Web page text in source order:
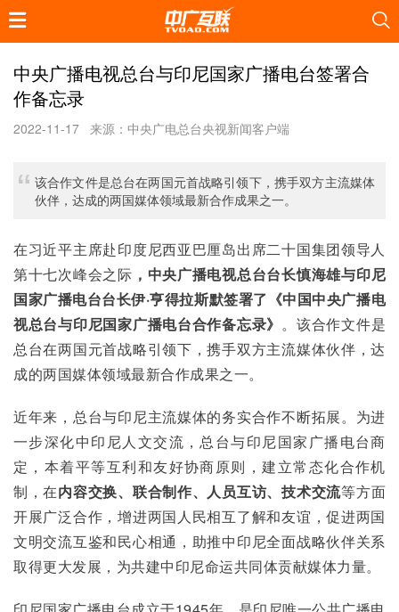
中央广播电视总台与印尼国家广播电台签署合
作备忘录
2022-11-17 来源：中央广电总台央视新闻客户端
该合作文件是总台在两国元首战略引领下，携手双方主流媒体
伙伴，达成的两国媒体领域最新合作成果之一。
在习近平主席赴印度尼西亚巴厘岛出席二十国集团领导人
第十七次峰会之际 ，中央广播电视总台台长慎海雄与印尼
国家广播电台台长伊·亨得拉斯默签署了《中国中央广播电
视总台与印尼国家广播电台合作备忘录》 。该合作文件是
总台在两国元首战略引领下，携手双方主流媒体伙伴，达
成的两国媒体领域最新合作成果之一。
近年来，总台与印尼主流媒体的务实合作不断拓展。为进
一步深化中印尼人文交流，总台与印尼国家广播电台商
定，本着平等互利和友好协商原则，建立常态化合作机
制，在内容交换、联合制作、人员互访、技术交流等方面
开展广泛合作，增进两国人民相互了解和友谊，促进两国
文明交流互鉴和民心相通，助推中印尼全面战略伙伴关系
取得更大发展，为共建中印尼命运共同体贡献媒体力量。